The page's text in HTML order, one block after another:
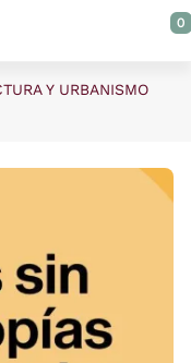
0
Y URBANISMO